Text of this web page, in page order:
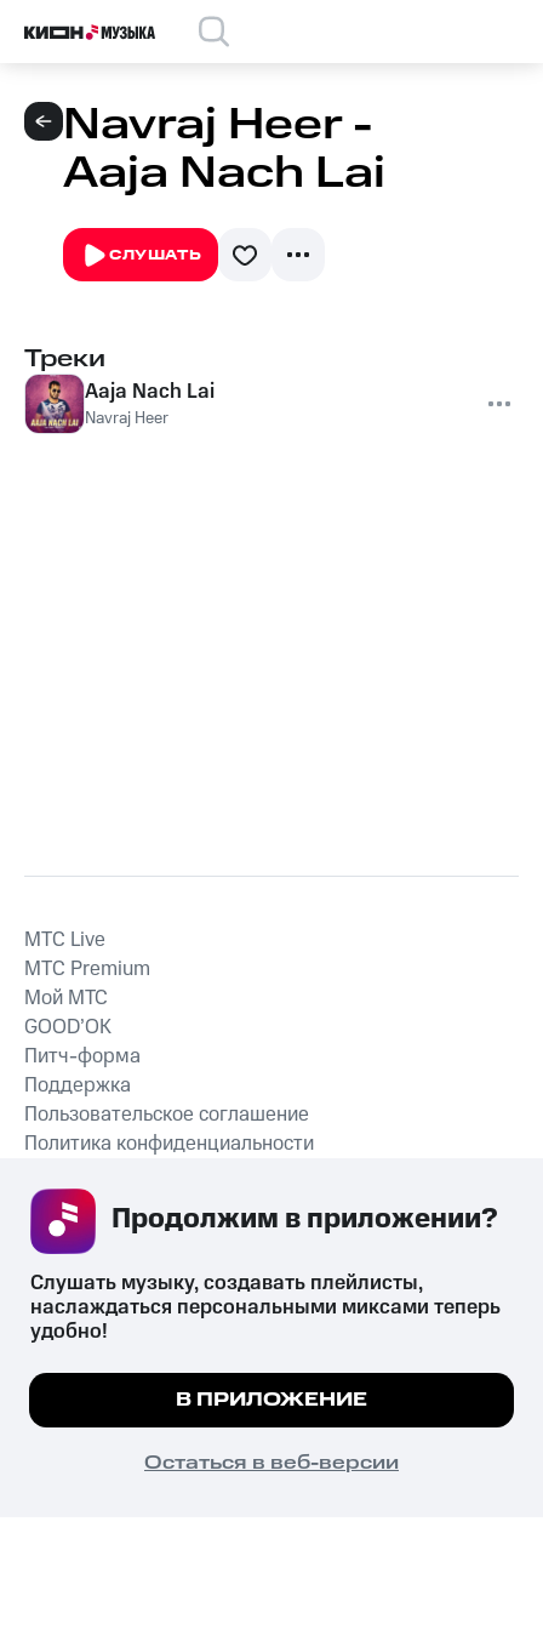
Navraj Heer -
Aaja Nach Lai
СЛУШАТЬ
Треки
Aaja Nach Lai
Navraj Heer
СКАЧАТЬ ПРИЛОЖЕНИЕ
MTС Live
MTС Premium
Мой МТС
GOOD’OK
Питч-форма
Поддержка
Пользовательское соглашение
Политика конфиденциальности
психотропных веществ, их аналогов причиняет вред здоровью,
их незаконный оборот запрещён и влечёт установленную
законодательством ответственность.
© 2026 ООО «КИОН».
Все права защищены
Мы используем куки, чтобы на сайте все
Подробнее
ПОНЯТНО
Слушать музыку, создавать плейлисты,
наслаждаться персональными миксами теперь
удобно!
В ПРИЛОЖЕНИЕ
Остаться в веб-версии